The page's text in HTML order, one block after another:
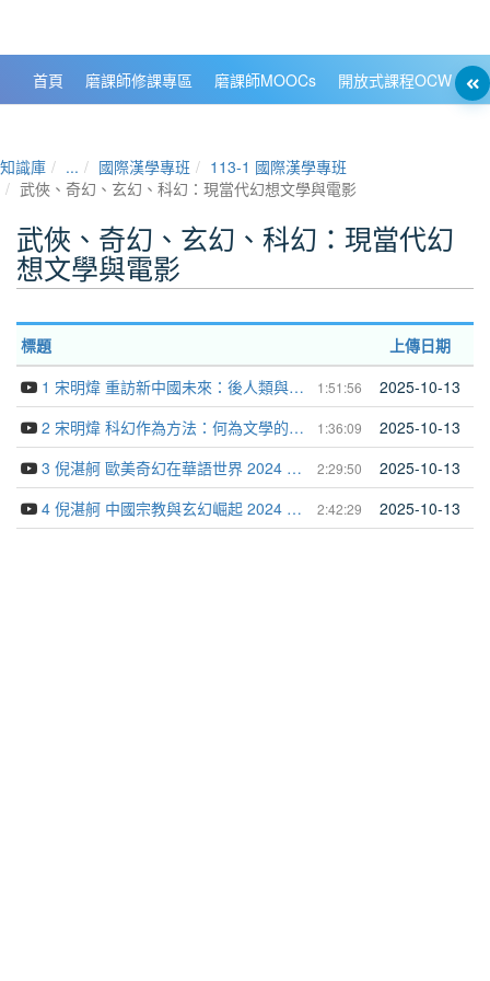
首頁 磨課師修課專區 磨課師MOOCs 開放式課程OCW
知識庫 ... 國際漢學專班
113-1 國際漢學專班
武俠、奇幻、玄幻、科幻：現當代幻想文學與電影
武俠、奇幻、玄幻、科幻：現當代幻
想文學與電影
標題 上傳日期
1:51:56
1 宋明煒 重訪新中國未來：後人類與後人間 2024 12 16 2025-10-13
1:36:09
2 宋明煒 科幻作為方法：何為文學的當代性？ 2024 12 17 2025-10-13
2:29:50
3 倪湛舸 歐美奇幻在華語世界 2024 12 23 2025-10-13
2:42:29
4 倪湛舸 中國宗教與玄幻崛起 2024 12 24 2025-10-13